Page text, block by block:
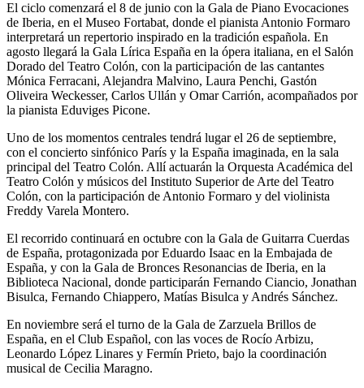
El ciclo comenzará el 8 de junio con la Gala de Piano Evocaciones
de Iberia, en el Museo Fortabat, donde el pianista Antonio Formaro
interpretará un repertorio inspirado en la tradición española. En
agosto llegará la Gala Lírica España en la ópera italiana, en el Salón
Dorado del Teatro Colón, con la participación de las cantantes
Mónica Ferracani, Alejandra Malvino, Laura Penchi, Gastón
Oliveira Weckesser, Carlos Ullán y Omar Carrión, acompañados por
la pianista Eduviges Picone.
Uno de los momentos centrales tendrá lugar el 26 de septiembre,
con el concierto sinfónico París y la España imaginada, en la sala
principal del Teatro Colón. Allí actuarán la Orquesta Académica del
Teatro Colón y músicos del Instituto Superior de Arte del Teatro
Colón, con la participación de Antonio Formaro y del violinista
Freddy Varela Montero.
El recorrido continuará en octubre con la Gala de Guitarra Cuerdas
de España, protagonizada por Eduardo Isaac en la Embajada de
España, y con la Gala de Bronces Resonancias de Iberia, en la
Biblioteca Nacional, donde participarán Fernando Ciancio, Jonathan
Bisulca, Fernando Chiappero, Matías Bisulca y Andrés Sánchez.
En noviembre será el turno de la Gala de Zarzuela Brillos de
España, en el Club Español, con las voces de Rocío Arbizu,
Leonardo López Linares y Fermín Prieto, bajo la coordinación
musical de Cecilia Maragno.